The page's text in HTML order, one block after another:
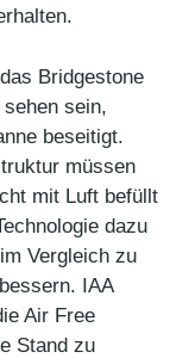
Bridgestone
sein,
beseitigt.
müssen
mit Luft befüllt
dazu
Vergleich zu
IAA
Air Free
Stand zu